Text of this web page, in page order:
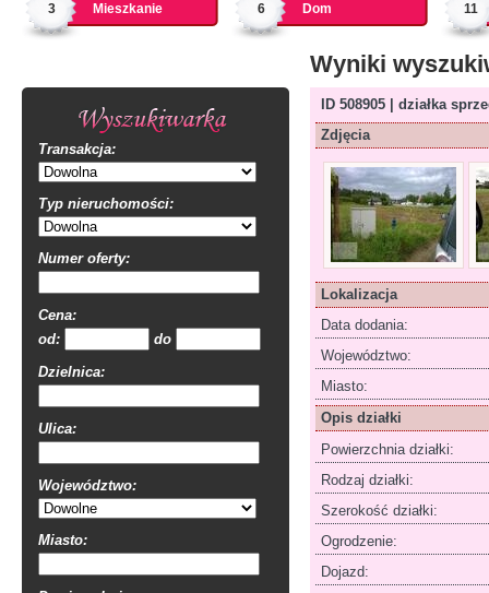
3 Mieszkanie 6 Dom 11
Transakcja:
Typ nieruchomości:
Numer oferty:
Cena:
od:
do
Dzielnica:
Ulica:
Województwo:
Miasto:
Wyniki
ID 508905 | działka
Zdjęcia
Lokalizacja
Data dodania:
Województwo:
Miasto:
Opis działki
Powierzchnia działki:
Rodzaj działki:
Szerokość działki:
Ogrodzenie:
Dojazd: